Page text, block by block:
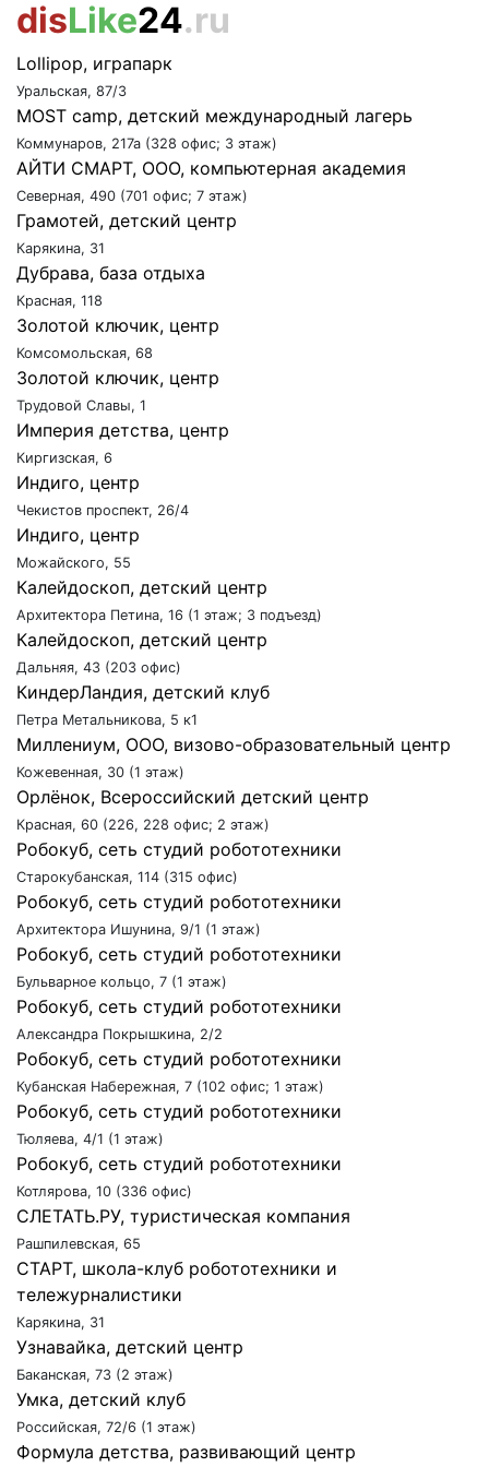
disLike24.ru
Lollipop, играпарк
Уральская, 87/3
MOST camp, детский международный лагерь
Коммунаров, 217а (328 офис; 3 этаж)
АЙТИ СМАРТ, ООО, компьютерная академия
Северная, 490 (701 офис; 7 этаж)
Грамотей, детский центр
Карякина, 31
Дубрава, база отдыха
Красная, 118
Золотой ключик, центр
Комсомольская, 68
Золотой ключик, центр
Трудовой Славы, 1
Империя детства, центр
Киргизская, 6
Индиго, центр
Чекистов проспект, 26/4
Индиго, центр
Можайского, 55
Калейдоскоп, детский центр
Архитектора Петина, 16 (1 этаж; 3 подъезд)
Калейдоскоп, детский центр
Дальняя, 43 (203 офис)
КиндерЛандия, детский клуб
Петра Метальникова, 5 к1
Миллениум, ООО, визово-образовательный центр
Кожевенная, 30 (1 этаж)
Орлёнок, Всероссийский детский центр
Красная, 60 (226, 228 офис; 2 этаж)
Робокуб, сеть студий робототехники
Старокубанская, 114 (315 офис)
Робокуб, сеть студий робототехники
Архитектора Ишунина, 9/1 (1 этаж)
Робокуб, сеть студий робототехники
Бульварное кольцо, 7 (1 этаж)
Робокуб, сеть студий робототехники
Александра Покрышкина, 2/2
Робокуб, сеть студий робототехники
Кубанская Набережная, 7 (102 офис; 1 этаж)
Робокуб, сеть студий робототехники
Тюляева, 4/1 (1 этаж)
Робокуб, сеть студий робототехники
Котлярова, 10 (336 офис)
СЛЕТАТЬ.РУ, туристическая компания
Рашпилевская, 65
СТАРТ, школа-клуб робототехники и
тележурналистики
Карякина, 31
Узнавайка, детский центр
Баканская, 73 (2 этаж)
Умка, детский клуб
Российская, 72/6 (1 этаж)
Формула детства, развивающий центр